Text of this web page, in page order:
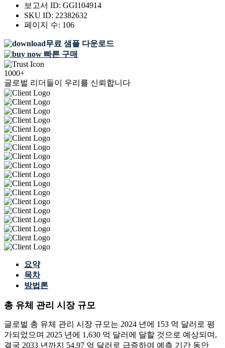
보고서 ID: GGI104914
SKU ID: 22382632
페이지 수: 106
무료 샘플 다운로드
빠른 구매
1000+
글로벌 리더들이 우리를 신뢰합니다
요약
목차
방법론
총 유체 관리 시장 규모
글로벌 총 유체 관리 시장 규모는 2024 년에 153 억 달러로 평
가되었으며 2025 년에 1,630 억 달러에 달할 것으로 예상되며,
결국 2033 년까지 54.97 억 달러로 급증하여 예측 기간 동안